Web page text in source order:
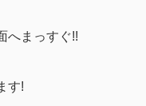
へまっすぐ!!
す!